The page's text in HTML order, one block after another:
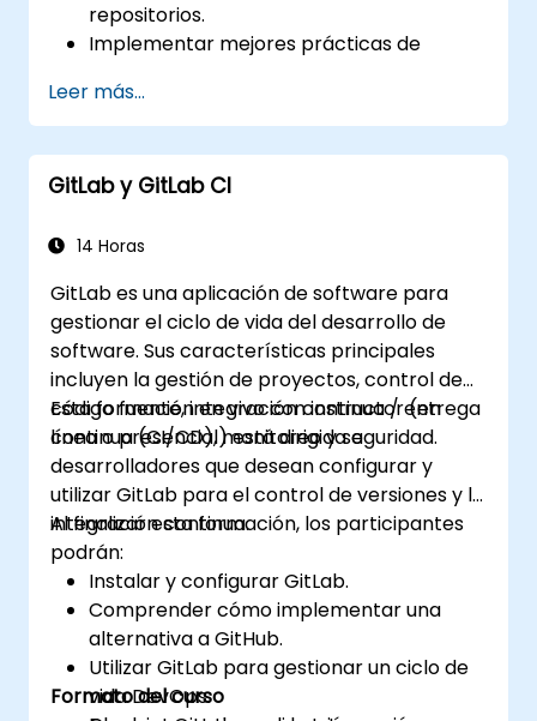
defectos del proyecto junto con el
equipo.
Comprender y familiarizarse con la
repositorios.
Implementar mejores prácticas de
GitHub como Dependabot y CodeQL.
Crear, reutilizar y mantener GitHub
Actions y flujos de trabajo.
Monitorear y auditar la actividad para
gobernanza a gran escala.
Leer más...
GitLab y GitLab CI
14 Horas
GitLab es una aplicación de software para
gestionar el ciclo de vida del desarrollo de
software. Sus características principales
incluyen la gestión de proyectos, control de
código fuente, integración continua / entrega
continua (CI/CD), monitoreo y seguridad.
Esta formación en vivo con instructor (en
línea o presencial) está dirigida a
desarrolladores que desean configurar y
utilizar GitLab para el control de versiones y la
integración continua.
Al finalizar esta formación, los participantes
podrán:
Instalar y configurar GitLab.
Comprender cómo implementar una
alternativa a GitHub.
Utilizar GitLab para gestionar un ciclo de
vida DevOps.
Formato del curso